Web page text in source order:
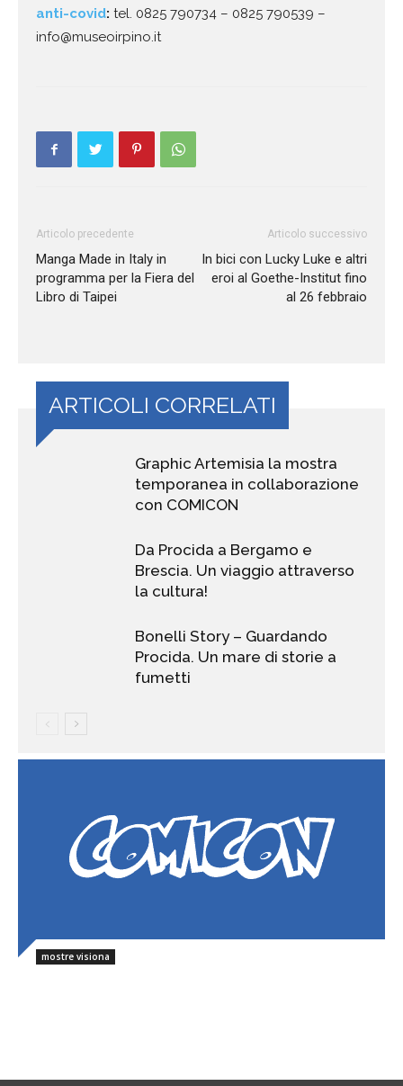
anti-covid: tel. 0825 790734 – 0825 790539 –
info@museoirpino.it
Articolo precedente
Manga Made in Italy in
programma per la Fiera del
Libro di Taipei
Articolo successivo
In bici con Lucky Luke e altri
eroi al Goethe-Institut fino
al 26 febbraio
ARTICOLI CORRELATI
Graphic Artemisia la mostra
temporanea in collaborazione
con COMICON
contest
Da Procida a Bergamo e
Brescia. Un viaggio attraverso
la cultura!
mostre visiona
Bonelli Story – Guardando
Procida. Un mare di storie a
fumetti